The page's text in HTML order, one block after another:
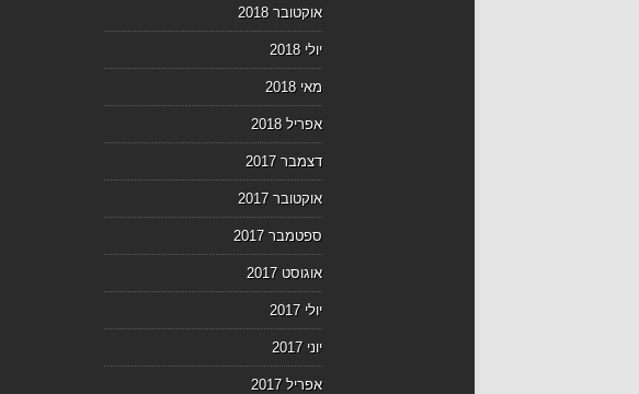
אוקטובר 2018
יולי 2018
מאי 2018
אפריל 2018
דצמבר 2017
אוקטובר 2017
ספטמבר 2017
אוגוסט 2017
יולי 2017
יוני 2017
אפריל 2017